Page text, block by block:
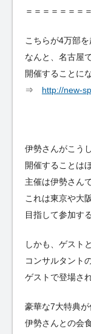
＝＝＝＝＝＝＝
こちらが4万部を
なんと、名古屋
開催することに
⇒ http://new-
伊勢さんがこう
開催することは
主催は伊勢さん
これは東京や大
目指して参加す
しかも、ゲスト
コンサルタント
ゲストで登場さ
豪華な7大特典
伊勢さんとの会